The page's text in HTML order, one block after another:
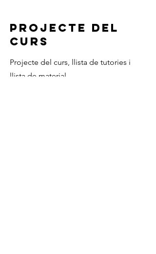
PROJECTE DEL
CURS
Projecte del curs, llista de tutories i
llista de material.